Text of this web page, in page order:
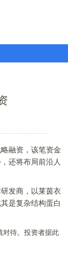
融资，该笔资金
还将布局前沿人
发商，以莱茵衣
是复杂结构蛋白
待。投资者据此